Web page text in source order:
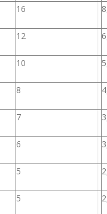
16
12
10
8
7
6
5
5